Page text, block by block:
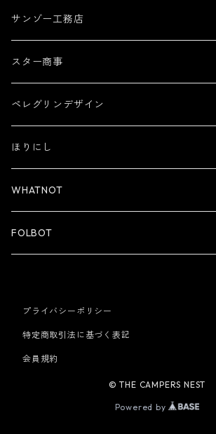
サンゾー工務店
スター商事
ペレグリンデザイン
ほりにし
WHATNOT
FOLBOT
プライバシーポリシー
特定商取引法に基づく表記
会員規約
© THE CAMPERS NEST
Powered by